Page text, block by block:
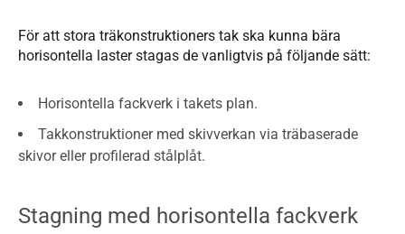
För att stora träkonstruktioners tak ska kunna bära
horisontella laster stagas de vanligtvis på följande sätt:
Horisontella fackverk i takets plan.
Takkonstruktioner med skivverkan via träbaserade
skivor eller profilerad stålplåt.
Stagning med horisontella fackverk